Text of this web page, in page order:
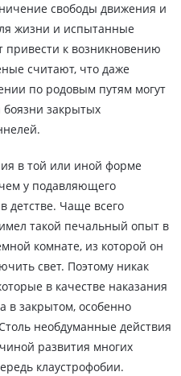
свободы движения и
жизни и испытанные
привести к возникновению
считают, что даже
по родовым путям могут
закрытых
в той или иной форме
у подавляющего
детстве. Чаще всего
такой печальный опыт в
комнате, из которой он
свет. Поэтому никак
в качестве наказания
в закрытом, особенно
необдуманные действия
развития многих
клаустрофобии.